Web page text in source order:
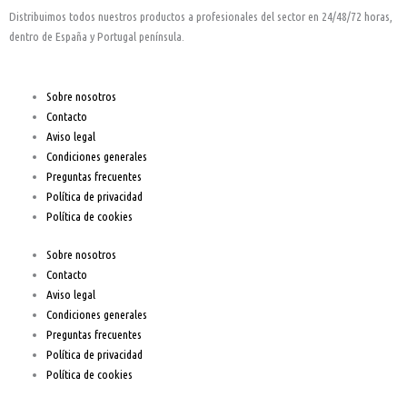
o
o
k
-
f
g
r
a
m
b
Distribuimos todos nuestros productos a profesionales del sector en 24/48/72 horas,
dentro de España y Portugal península.
Sobre nosotros
Contacto
Aviso legal
Condiciones generales
Preguntas frecuentes
Política de privacidad
Política de cookies
Sobre nosotros
Contacto
Aviso legal
Condiciones generales
Preguntas frecuentes
Política de privacidad
Política de cookies